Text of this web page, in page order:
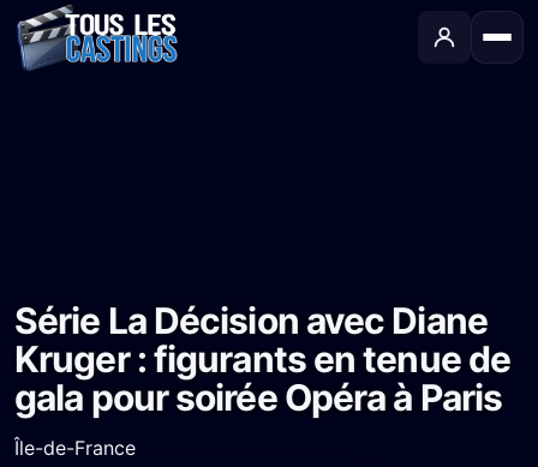
Série La Décision avec Diane
Kruger : figurants en tenue de
gala pour soirée Opéra à Paris
Île-de-France